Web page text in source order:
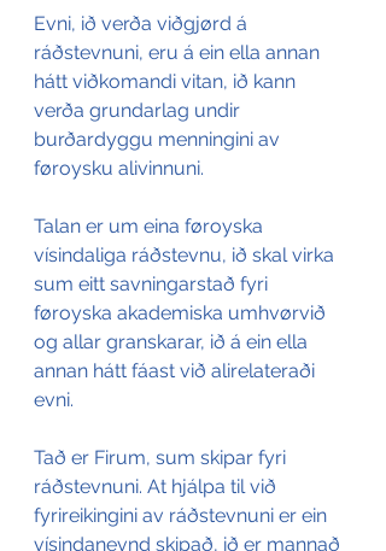
Evni, ið verða viðgjørd á
ráðstevnuni, eru á ein ella annan
hátt viðkomandi vitan, ið kann
verða grundarlag undir
burðardyggu menningini av
føroysku alivinnuni.
Talan er um eina føroyska
vísindaliga ráðstevnu, ið skal virka
sum eitt savningarstað fyri
føroyska akademiska umhvørvið
og allar granskarar, ið á ein ella
annan hátt fáast við alirelateraði
evni.
Tað er Firum, sum skipar fyri
ráðstevnuni. At hjálpa til við
fyrireikingini av ráðstevnuni er ein
vísindanevnd skipað, ið er mannað